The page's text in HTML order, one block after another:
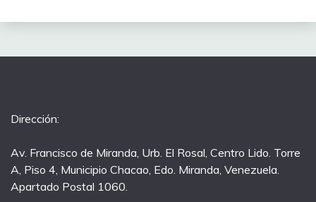
Dirección:
Av. Francisco de Miranda, Urb. El Rosal, Centro Lido. Torre
A, Piso 4, Municipio Chacao, Edo. Miranda, Venezuela.
Apartado Postal 1060.